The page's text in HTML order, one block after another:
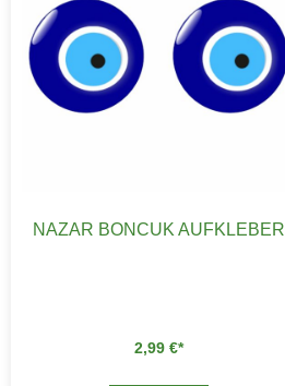
NAZAR BONCUK AUFKLEBER
2,99 €